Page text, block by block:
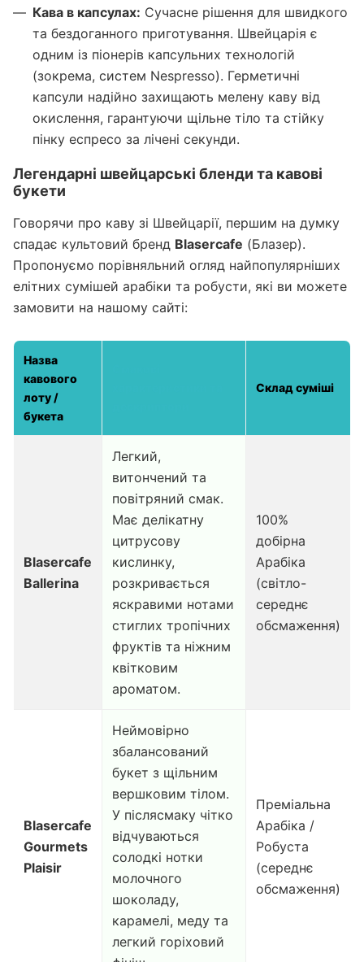
Кава в капсулах: Сучасне рішення для швидкого
та бездоганного приготування. Швейцарія є
одним із піонерів капсульних технологій
(зокрема, систем Nespresso). Герметичні
капсули надійно захищають мелену каву від
окислення, гарантуючи щільне тіло та стійку
пінку еспресо за лічені секунди.
Легендарні швейцарські бленди та кавові
букети
Говорячи про каву зі Швейцарії, першим на думку
спадає культовий бренд Blasercafe (Блазер).
Пропонуємо порівняльний огляд найпопулярніших
елітних сумішей арабіки та робусти, які ви можете
замовити на нашому сайті:
Назва
кавового
лоту /
букета
Склад суміші
Blasercafe
Ballerina
Легкий,
витончений та
повітряний смак.
Має делікатну
цитрусову
кислинку,
розкривається
яскравими нотами
стиглих тропічних
фруктів та ніжним
квітковим
ароматом.
100%
добірна
Арабіка
(світло-
середнє
обсмаження)
Blasercafe
Gourmets
Plaisir
Неймовірно
збалансований
букет з щільним
вершковим тілом.
У післясмаку чітко
відчуваються
солодкі нотки
молочного
шоколаду,
карамелі, меду та
легкий горіховий
Преміальна
Арабіка /
Робуста
(середнє
обсмаження)